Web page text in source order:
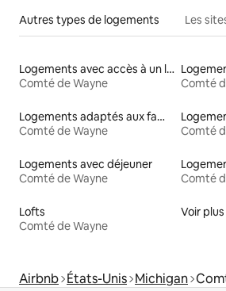
Autres types de logements Les
Logements avec accès à un lac
Comté de Wayne
Comté
Logements adaptés aux familles à louer
Comté de Wayne
Comté
Logements avec déjeuner
Comté de Wayne
Comté
Lofts
Comté de Wayne
Voir
Airbnb États-Unis Michigan